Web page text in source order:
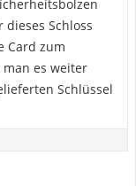
Schloss
Card zum
man es weiter
Schlüssel